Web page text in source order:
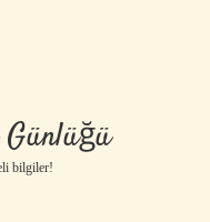
bilgiler!